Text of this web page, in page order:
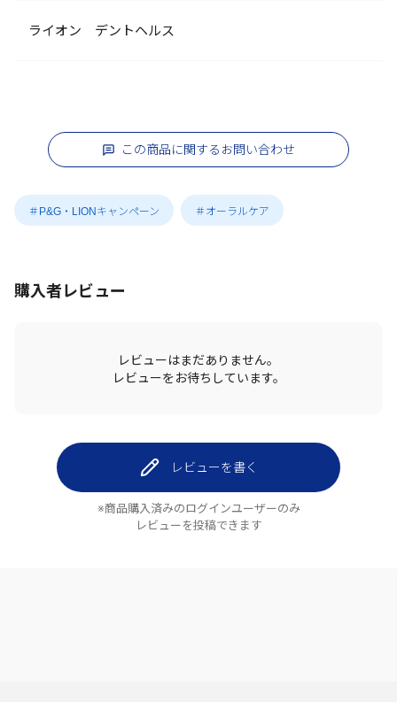
ライオン デントヘルス
この商品に関するお問い合わせ
＃P&G・LIONキャンペーン ＃オーラルケア
購入者レビュー
レビューはまだありません。
レビューをお待ちしています。
レビューを書く
※商品購入済みのログインユーザーのみ
レビューを投稿できます